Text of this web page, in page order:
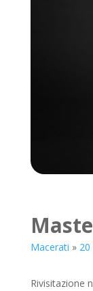
Macerati » 20
Rivisitazione